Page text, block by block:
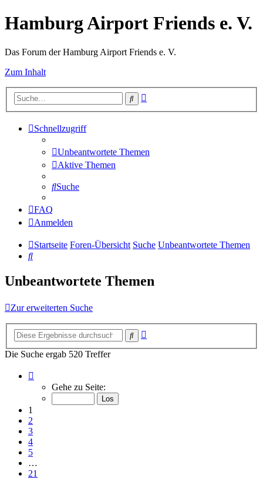
Hamburg Airport Friends e. V.
Das Forum der Hamburg Airport Friends e. V.
Zum Inhalt
Suche
Schnellzugriff
Unbeantwortete Themen
Aktive Themen
Suche
FAQ
Anmelden
Startseite Foren-Übersicht Suche Unbeantwortete Themen
Suche
Unbeantwortete Themen
Zur erweiterten Suche
Suche
Die Suche ergab 520 Treffer
von
Gehe zu Seite:
1
2
3
4
5
…
21